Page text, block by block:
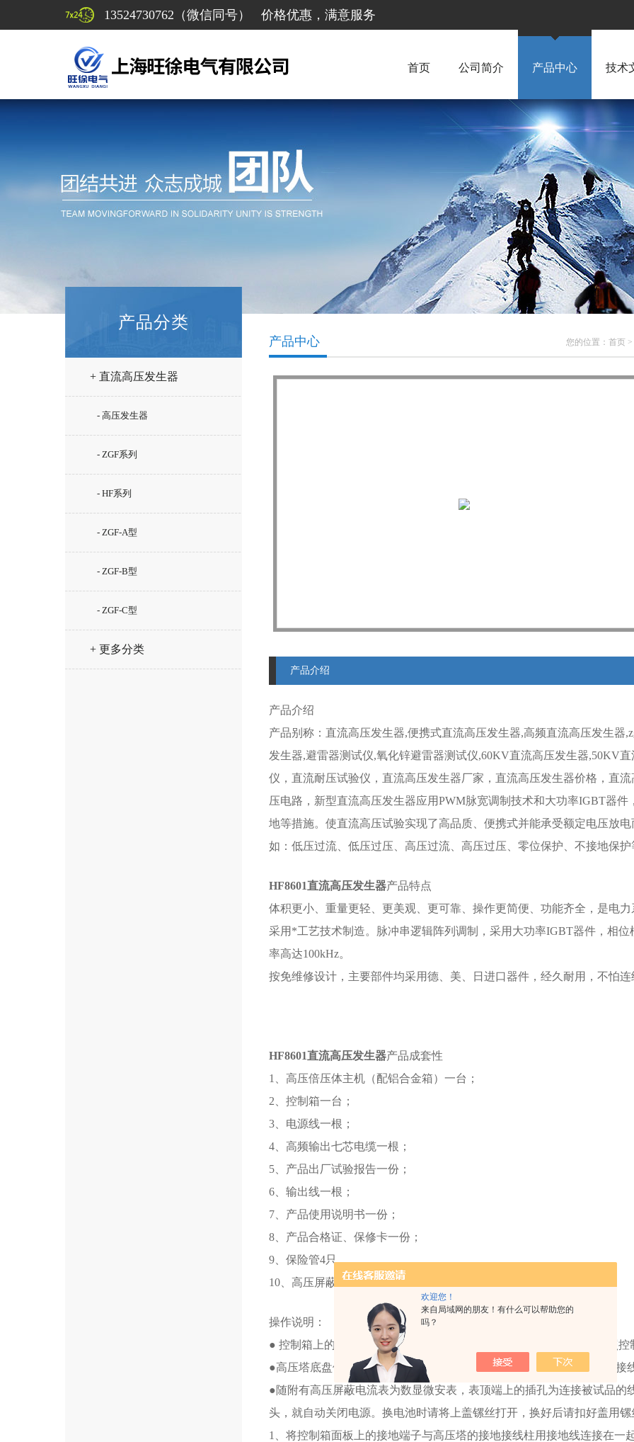
欢迎您！
来自局域网的朋友！有什么可以帮助您的
吗？
13524730762（微信同号） 价格优惠，满意服务
首页 公司简介 产品中心 技术
产品分类
+ 直流高压发生器
- 高压发生器
- ZGF系列
- HF系列
- ZGF-A型
- ZGF-B型
- ZGF-C型
+ 更多分类
您的位置： 首页 >
产品中心
产品介绍
产品介绍
产品别称：直流高压发生器,便携式直流高压发生器,高频直流高压发生器
发生器,避雷器测试仪,氧化锌避雷器测试仪,60KV直流高压发生器,50KV
仪，直流耐压试验仪，直流高压发生器厂家，直流高压发生器价格，直
压电路，新型直流高压发生器应用PWM脉宽调制技术和大功率IGBT器
地等措施。使直流高压试验实现了高品质、便携式并能承受额定电压放
如：低压过流、低压过压、高压过流、高压过压、零位保护、不接地保护
HF8601直流高压发生器产品特点
体积更小、重量更轻、更美观、更可靠、操作更简便、功能齐全，是电力
采用*工艺技术制造。脉冲串逻辑阵列调制，采用大功率IGBT器件，相
率高达100kHz。
按免维修设计，主要部件均采用德、美、日进口器件，经久耐用，不怕连
HF8601直流高压发生器产品成套性
1、高压倍压体主机（配铝合金箱）一台；
2、控制箱一台；
3、电源线一根；
4、高频输出七芯电缆一根；
5、产品出厂试验报告一份；
6、输出线一根；
7、产品使用说明书一份；
8、产品合格证、保修卡一份；
9、保险管4只。
10、高压屏蔽数显微安表一只。
操作说明：
● 控制箱上的显示灯、开关、旋钮等已标清楚，看此操作说明时请参照控
●高压塔底盘侧面有七芯插座为联接控制箱电缆之插座，底盘侧面有铜接
●随附有高压屏蔽电流表为数显微安表，表顶端上的插孔为连接被试品
头，就自动关闭电源。换电池时请将上盖镙丝打开，换好后请扣好盖用镙
1、将控制箱面板上的接地端子与高压塔的接地接线柱用接地线连接在一